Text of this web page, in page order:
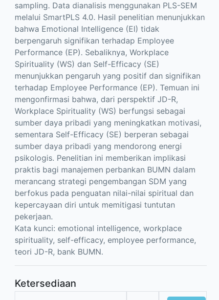
sampling. Data dianalisis menggunakan PLS-SEM
melalui SmartPLS 4.0. Hasil penelitian menunjukkan
bahwa Emotional Intelligence (EI) tidak
berpengaruh signifikan terhadap Employee
Performance (EP). Sebaliknya, Workplace
Spirituality (WS) dan Self-Efficacy (SE)
menunjukkan pengaruh yang positif dan signifikan
terhadap Employee Performance (EP). Temuan ini
mengonfirmasi bahwa, dari perspektif JD-R,
Workplace Spirituality (WS) berfungsi sebagai
sumber daya pribadi yang meningkatkan motivasi,
sementara Self-Efficacy (SE) berperan sebagai
sumber daya pribadi yang mendorong energi
psikologis. Penelitian ini memberikan implikasi
praktis bagi manajemen perbankan BUMN dalam
merancang strategi pengembangan SDM yang
berfokus pada penguatan nilai-nilai spiritual dan
kepercayaan diri untuk memitigasi tuntutan
pekerjaan.
Kata kunci: emotional intelligence, workplace
spirituality, self-efficacy, employee performance,
teori JD-R, bank BUMN.
Ketersediaan